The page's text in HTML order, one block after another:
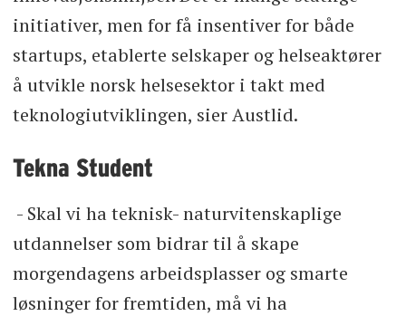
initiativer, men for få insentiver for både
startups, etablerte selskaper og helseaktører
å utvikle norsk helsesektor i takt med
teknologiutviklingen, sier Austlid.
Tekna Student
- Skal vi ha teknisk- naturvitenskaplige
utdannelser som bidrar til å skape
morgendagens arbeidsplasser og smarte
løsninger for fremtiden, må vi ha